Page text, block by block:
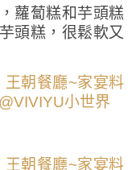
蘿蔔糕和芋頭糕
頭糕，很鬆軟又